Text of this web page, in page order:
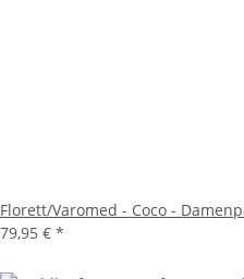
Florett/Varomed - Coco -
79,95 € *